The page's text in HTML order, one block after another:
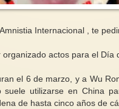
Internacional , te
actos para el Día
el 6 de marzo, y a Wu
utilizarse en China
de hasta cinco años de